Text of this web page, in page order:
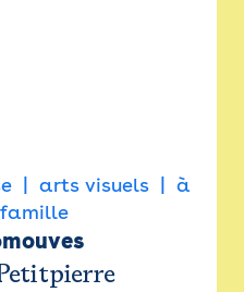
arts visuels
à